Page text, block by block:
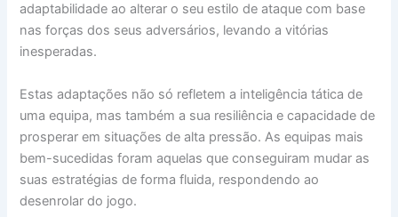
adaptabilidade ao alterar o seu estilo de ataque com base
nas forças dos seus adversários, levando a vitórias
inesperadas.
Estas adaptações não só refletem a inteligência tática de
uma equipa, mas também a sua resiliência e capacidade de
prosperar em situações de alta pressão. As equipas mais
bem-sucedidas foram aquelas que conseguiram mudar as
suas estratégias de forma fluida, respondendo ao
desenrolar do jogo.